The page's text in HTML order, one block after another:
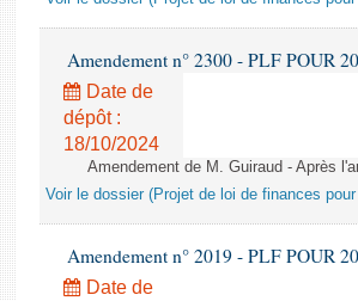
Amendement n° 2300 - PLF POUR
Date de
dépôt :
18/10/2024
Amendement de M. Guiraud - Après
Voir le dossier (Projet de loi de finances pour
Amendement n° 2019 - PLF POUR
Date de